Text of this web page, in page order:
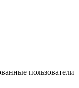
пользователи